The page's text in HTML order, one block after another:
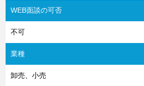
WEB面談の可否
不可
業種
卸売、小売